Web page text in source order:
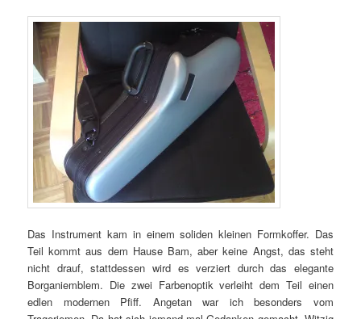
Das Instrument kam in einem soliden kleinen Formkoffer. Das
Teil kommt aus dem Hause Bam, aber keine Angst, das steht
nicht drauf, stattdessen wird es verziert durch das elegante
Borganiemblem. Die zwei Farbenoptik verleiht dem Teil einen
edlen modernen Pfiff. Angetan war ich besonders vom